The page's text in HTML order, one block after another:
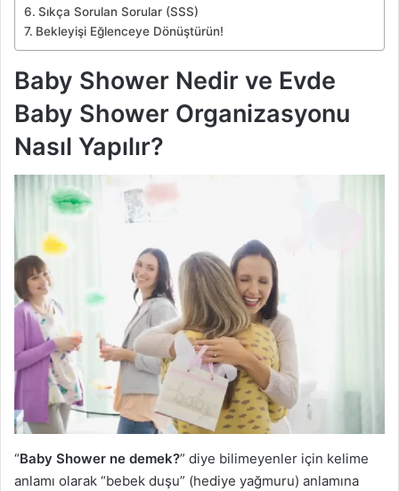
Sıkça Sorulan Sorular (SSS)
Bekleyişi Eğlenceye Dönüştürün!
Baby Shower Nedir ve Evde
Baby Shower Organizasyonu
Nasıl Yapılır?
“Baby Shower ne demek?” diye bilimeyenler için kelime
anlamı olarak “bebek duşu” (hediye yağmuru) anlamına